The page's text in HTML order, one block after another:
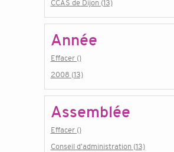
CCAS de Dijon (13)
Année
Effacer ()
2008 (13)
Assemblée
Effacer ()
Conseil d'administration (13)